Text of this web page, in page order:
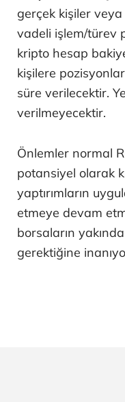
gerçek kişiler veya
vadeli işlem/türev
kripto hesap
kişilere
süre verilecektir.
verilmeyecektir.
Önlemler normal
potansiyel olarak
yaptırımların
etmeye devam
borsaların
gerektiğine